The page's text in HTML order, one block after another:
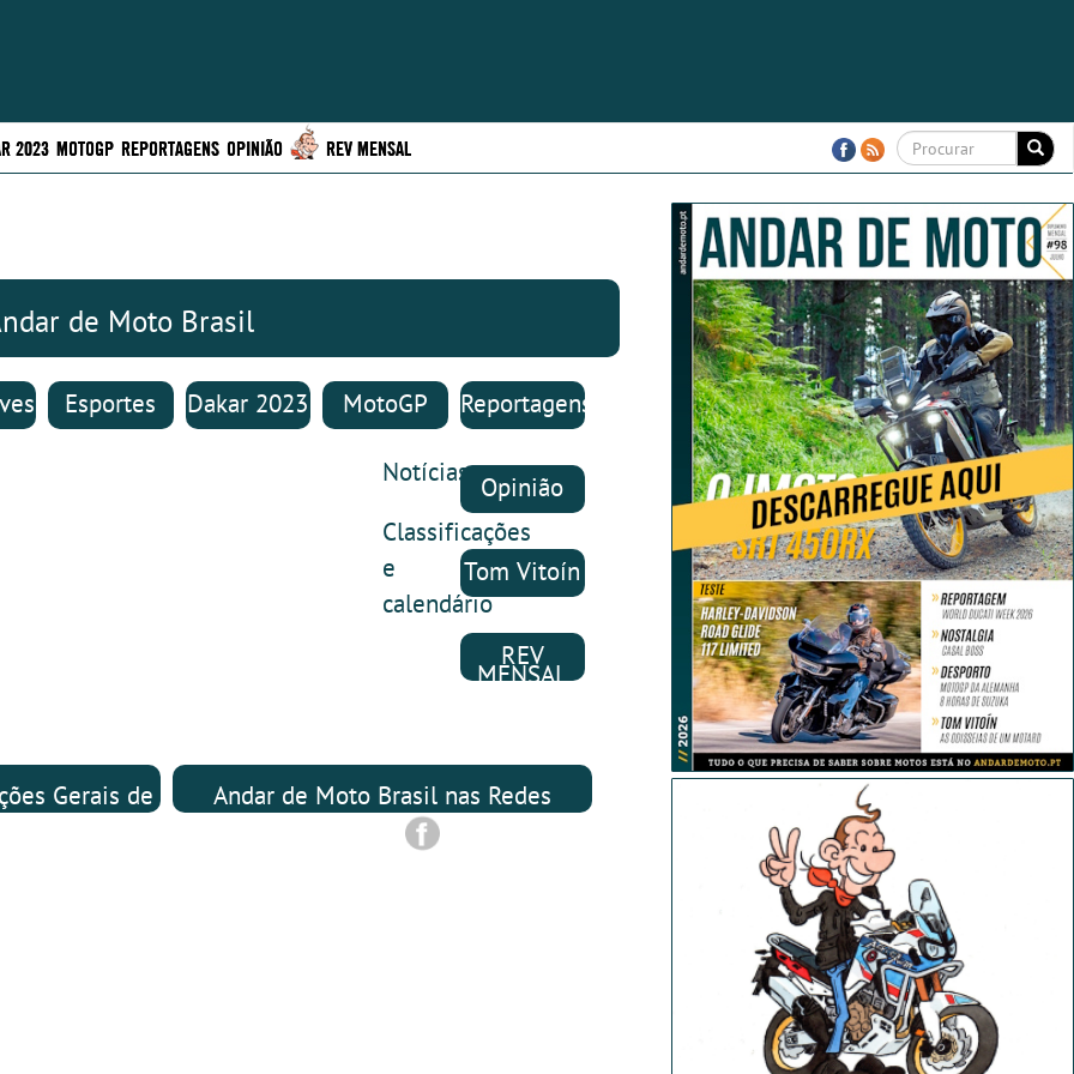
2023 MOTOGP REPORTAGENS OPINIÃO REV MENSAL
de Moto Brasil
Esportes Dakar 2023 MotoGP
Notícias
Classificações
e
calendário
Reportagens
Opinião
Tom Vitoín
REV
MENSAL
Gerais de
Andar de Moto Brasil nas Redes